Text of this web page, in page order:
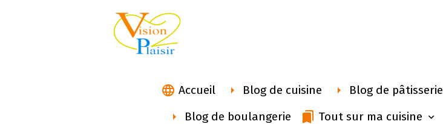
Accueil Blog de cuisine
Blog de pâtisserie
Blog de boulangerie
Tout sur ma cuisine